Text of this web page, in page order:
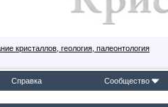
кристаллов, геология, палеонтология
Справка Сообщество